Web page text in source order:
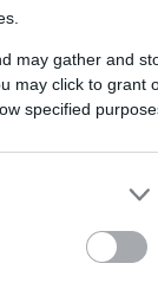
may gather and
may click to grant
specified